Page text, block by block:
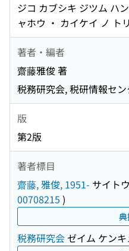
ジコ カブシキ ジツム ハ
ャホウ ・ カイケイ ノ ト
著者・編者
齋藤雅俊 著
税務研究会, 税研情報セ
版
第2版
著者標目
齋藤, 雅俊, 1951- サイト
00708215 )
税務研究会ゼイム ケン